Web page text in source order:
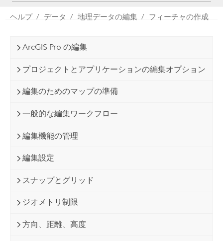
ン
ス
ヘルプ データ 地理データの編集 フィーチャの作成
ArcGIS Pro の編集
プロジェクトとアプリケーションの編集オプション
編集のためのマップの準備
一般的な編集ワークフロー
編集機能の管理
編集設定
スナップとグリッド
ジオメトリ制限
方向、距離、高度